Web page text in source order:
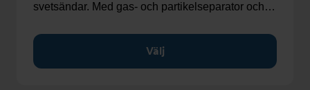
svetsändar. Med gas- och partikelseparator och…
Välj